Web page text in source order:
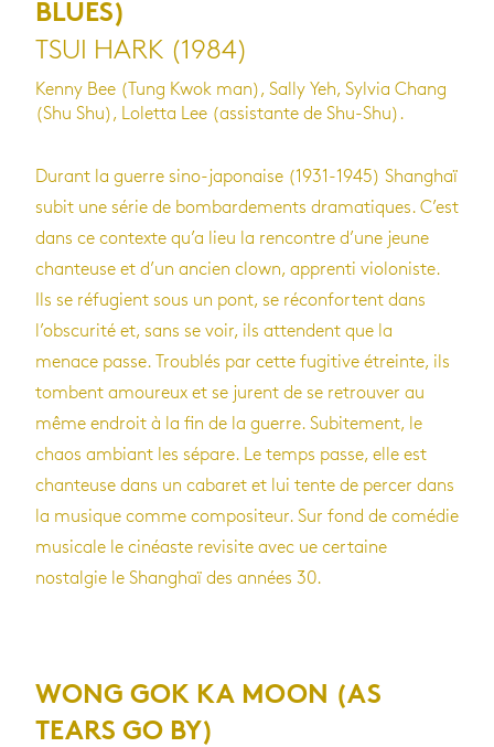
BLUES)
TSUI HARK (1984)
Kenny Bee (Tung Kwok man), Sally Yeh, Sylvia Chang
(Shu Shu), Loletta Lee (assistante de Shu-Shu).
Durant la guerre sino-japonaise (1931-1945) Shanghaï
subit une série de bombardements dramatiques. C’est
dans ce contexte qu’a lieu la rencontre d’une jeune
chanteuse et d’un ancien clown, apprenti violoniste.
Ils se réfugient sous un pont, se réconfortent dans
l’obscurité et, sans se voir, ils attendent que la
menace passe. Troublés par cette fugitive étreinte, ils
tombent amoureux et se jurent de se retrouver au
même endroit à la fin de la guerre. Subitement, le
chaos ambiant les sépare. Le temps passe, elle est
chanteuse dans un cabaret et lui tente de percer dans
la musique comme compositeur. Sur fond de comédie
musicale le cinéaste revisite avec ue certaine
nostalgie le Shanghaï des années 30.
WONG GOK KA MOON (AS
TEARS GO BY)